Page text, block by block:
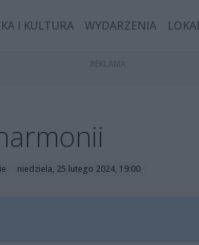
I KULTURA WYDARZENIA
niedziela, 25 lutego 2024, 19:00